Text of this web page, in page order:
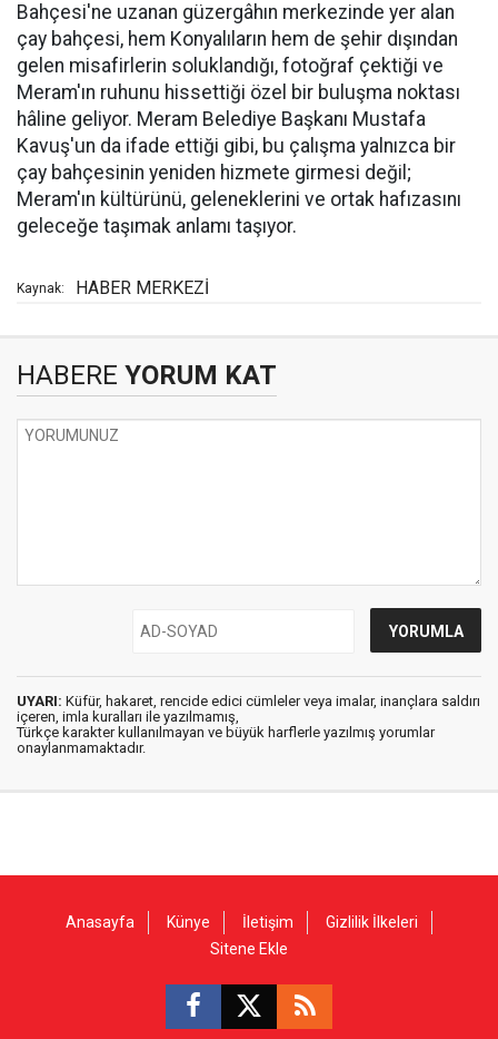
Bahçesi'ne uzanan güzergâhın merkezinde yer alan
çay bahçesi, hem Konyalıların hem de şehir dışından
gelen misafirlerin soluklandığı, fotoğraf çektiği ve
Meram'ın ruhunu hissettiği özel bir buluşma noktası
hâline geliyor. Meram Belediye Başkanı Mustafa
Kavuş'un da ifade ettiği gibi, bu çalışma yalnızca bir
çay bahçesinin yeniden hizmete girmesi değil;
Meram'ın kültürünü, geleneklerini ve ortak hafızasını
geleceğe taşımak anlamı taşıyor.
Kaynak: HABER MERKEZİ
HABERE YORUM KAT
UYARI: Küfür, hakaret, rencide edici cümleler veya imalar, inançlara saldırı
içeren, imla kuralları ile yazılmamış,
Türkçe karakter kullanılmayan ve büyük harflerle yazılmış yorumlar
onaylanmamaktadır.
Anasayfa Künye İletişim
Gizlilik İlkeleri
Sitene Ekle